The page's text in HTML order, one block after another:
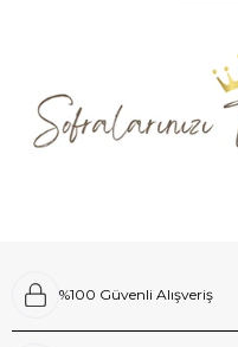
%100 Güvenli Alışveriş